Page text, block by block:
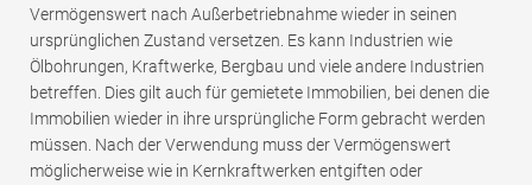
Vermögenswert nach Außerbetriebnahme wieder in seinen
ursprünglichen Zustand versetzen. Es kann Industrien wie
Ölbohrungen, Kraftwerke, Bergbau und viele andere Industrien
betreffen. Dies gilt auch für gemietete Immobilien, bei denen die
Immobilien wieder in ihre ursprüngliche Form gebracht werden
müssen. Nach der Verwendung muss der Vermögenswert
möglicherweise wie in Kernkraftwerken entgiften oder